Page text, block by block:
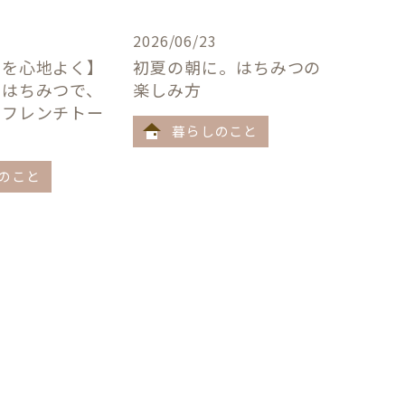
心地よく】
ちみつで、
レンチトー
こと
2026/06/23
初夏の朝に。はちみつの
楽しみ方
暮らしのこと